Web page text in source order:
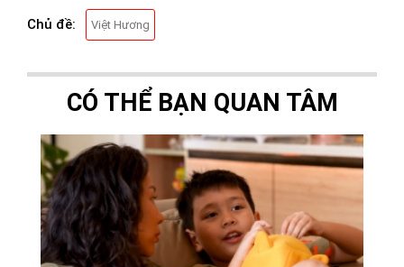
Chủ đề: Việt Hương
CÓ THỂ BẠN QUAN TÂM